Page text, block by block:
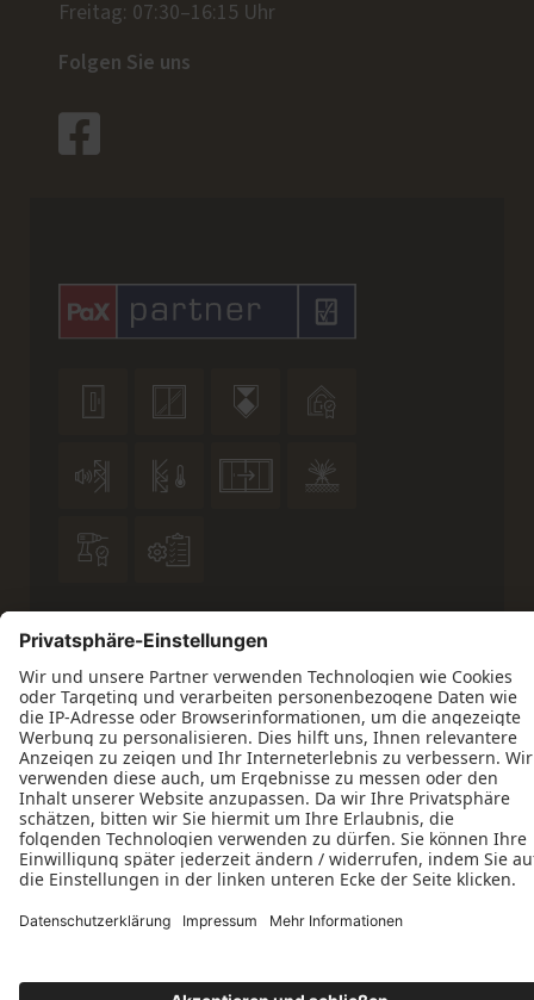
Freitag: 07:30–16:15 Uhr
Folgen Sie uns
  
   
 
Datenschutz Impressum
Kontakt
ift-zertifiziert
© 2026